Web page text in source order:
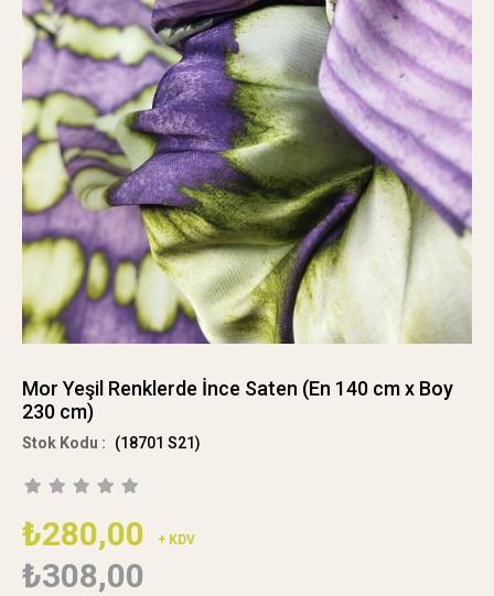
Mor Yeşil Renklerde İnce Saten (En 140 cm x Boy
230 cm)
(18701 S21)
₺280,00 + KDV
₺308,00